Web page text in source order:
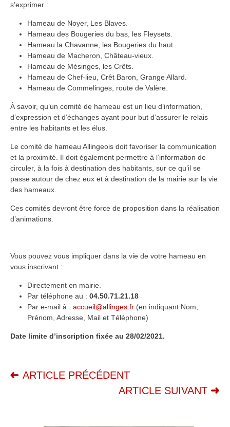
s’exprimer :
Hameau de Noyer, Les Blaves.
Hameau des Bougeries du bas, les Fleysets.
Hameau la Chavanne, les Bougeries du haut.
Hameau de Macheron, Château-vieux.
Hameau de Mésinges, les Crêts.
Hameau de Chef-lieu, Crêt Baron, Grange Allard.
Hameau de Commelinges, route de Valère.
À savoir, qu’un comité de hameau est un lieu d’information,
d’expression et d’échanges ayant pour but d’assurer le relais
entre les habitants et les élus.
Le comité de hameau Allingeois doit favoriser la communication
et la proximité. Il doit également permettre à l’information de
circuler, à la fois à destination des habitants, sur ce qu’il se
passe autour de chez eux et à destination de la mairie sur la vie
des hameaux.
Ces comités devront être force de proposition dans la réalisation
d’animations.
Vous pouvez vous impliquer dans la vie de votre hameau en
vous inscrivant :
Directement en mairie.
Par téléphone au : 04.50.71.21.18
Par e-mail à : accueil@allinges.fr (en indiquant Nom,
Prénom, Adresse, Mail et Téléphone)
Date limite d’inscription fixée au 28/02/2021.
ARTICLE PRÉCÉDENT
ARTICLE SUIVANT